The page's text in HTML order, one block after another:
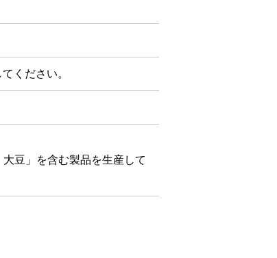
ください。
豆」を含む製品を生産して